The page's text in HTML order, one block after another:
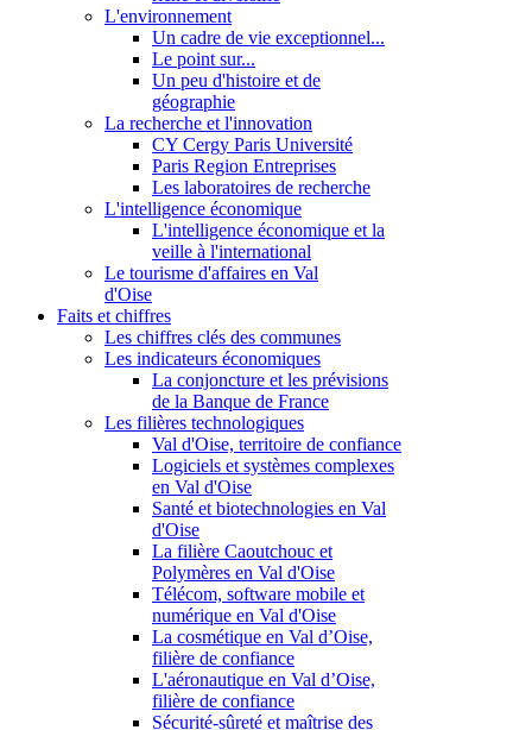
L'environnement
Un cadre de vie exceptionnel...
Le point sur...
Un peu d'histoire et de
géographie
La recherche et l'innovation
CY Cergy Paris Université
Paris Region Entreprises
Les laboratoires de recherche
L'intelligence économique
L'intelligence économique et la
veille à l'international
Le tourisme d'affaires en Val
d'Oise
Faits et chiffres
Les chiffres clés des communes
Les indicateurs économiques
La conjoncture et les prévisions
de la Banque de France
Les filières technologiques
Val d'Oise, territoire de confiance
Logiciels et systèmes complexes
en Val d'Oise
Santé et biotechnologies en Val
d'Oise
La filière Caoutchouc et
Polymères en Val d'Oise
Télécom, software mobile et
numérique en Val d'Oise
La cosmétique en Val d’Oise,
filière de confiance
L'aéronautique en Val d’Oise,
filière de confiance
Sécurité-sûreté et maîtrise des